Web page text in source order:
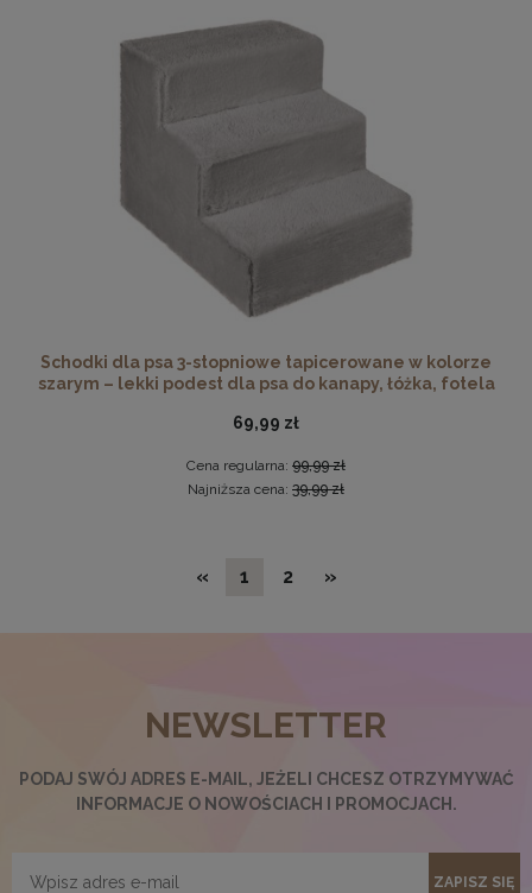
Podkładka korkowa z nadrukiem, reprodukcja w
17,99 zł
Schodki dla psa 3-stopniowe tapicerowane w kolorze
szarym – lekki podest dla psa do kanapy, łóżka, fotela
69,99 zł
Cena regularna: 99,99 zł
Najniższa cena: 39,99 zł
« 1 2 »
NEWSLETTER
PODAJ SWÓJ ADRES E-MAIL, JEŻELI CHCESZ OTRZYMYWAĆ
INFORMACJE O NOWOŚCIACH I PROMOCJACH.
ZAPISZ SIĘ